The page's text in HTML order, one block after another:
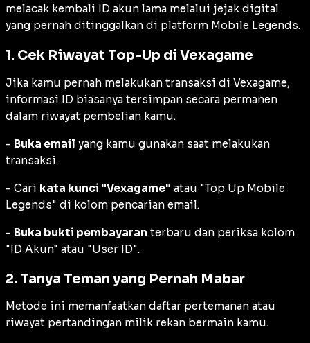
melacak kembali ID akun lama melalui jejak digital
yang pernah ditinggalkan di platform Mobile Legends.
1. Cek Riwayat Top-Up di Vexagame
Jika kamu pernah melakukan transaksi di Vexagame,
informasi ID biasanya tersimpan secara permanen
dalam riwayat pembelian kamu.
- Buka email yang kamu gunakan saat melakukan
transaksi.
- Cari kata kunci "Vexagame" atau "Top Up Mobile
Legends" di kolom pencarian email.
- Buka bukti pembayaran terbaru dan periksa kolom
"ID Akun" atau "User ID".
2. Tanya Teman yang Pernah Mabar
Metode ini memanfaatkan daftar pertemanan atau
riwayat pertandingan milik rekan bermain kamu.